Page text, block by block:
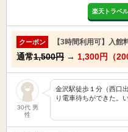
楽天トラベ
クーポン 【3時間利用可】入館
通常1,500円 → 1,300円（
30代 男
性
金沢駅徒歩１分（西口
り電車待ちができた。